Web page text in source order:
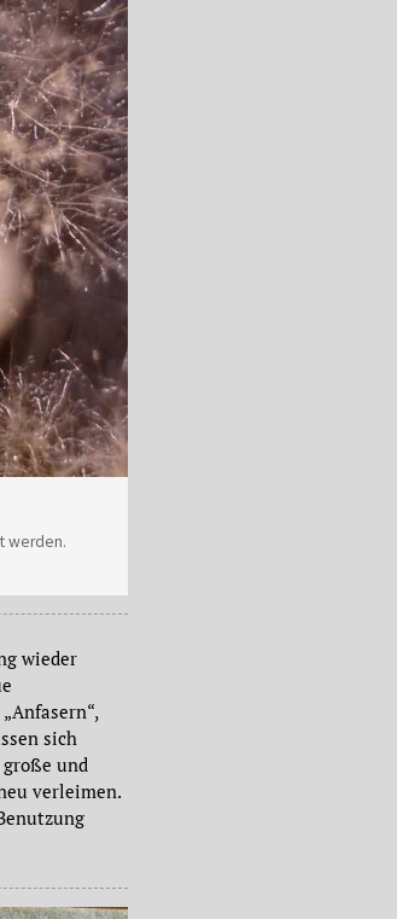
werden.
wieder
sich
und
verleimen.